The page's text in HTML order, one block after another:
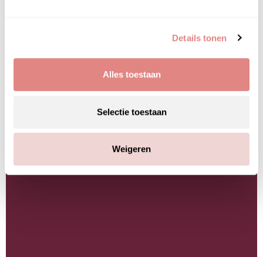
Details tonen
Alles toestaan
Selectie toestaan
Weigeren
Eminence Organics natuurlijke huidverzorging bij